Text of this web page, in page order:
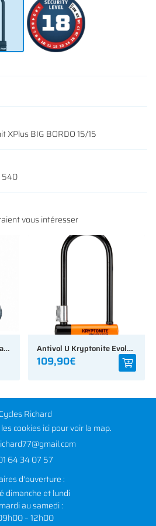
BIG BORDO 15/15
540
vous intéresser
Antivol Evolution Mini-7 avec câble KryptoFlex Kryptonite Antivol U Kryptonite Evolution STD
109,90€
Cycles Richard
cookiesicipour voir la map.
64 34 07 57
d'ouverture :
dimanche et lundi
au samedi :
– 12h00